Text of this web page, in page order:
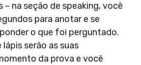
– na seção de speaking, você
para anotar e se
o que foi perguntado.
serão as suas
da prova e você